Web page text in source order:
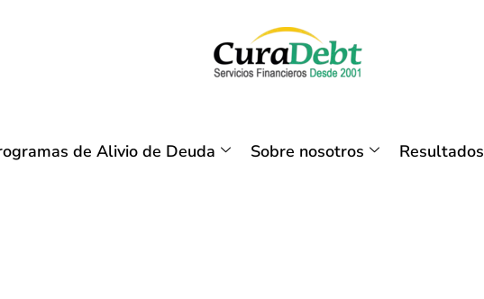
de Alivio de Deuda Sobre nosotros Resultados